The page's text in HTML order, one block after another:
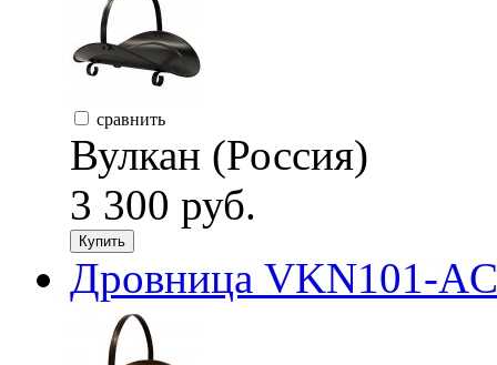
сравнить
Вулкан (Россия)
3 300 руб.
Купить
Дровница VKN101-